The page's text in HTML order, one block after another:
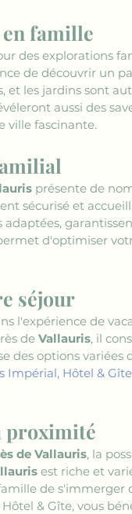
famille
des explorations
de découvrir un
et les jardins sont
aussi des
ville fascinante.
présente de
sécurisé et
d'optimiser
séjour
l'expérience de
de Vallauris, il
des options
Impérial, Hôtel & Gîte
proximité
de Vallauris, la
est riche et
de s'immerger
& Gîte, vous